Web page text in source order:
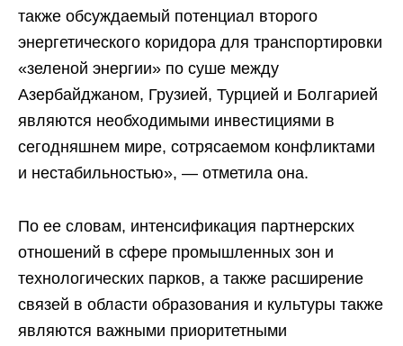
также обсуждаемый потенциал второго
энергетического коридора для транспортировки
«зеленой энергии» по суше между
Азербайджаном, Грузией, Турцией и Болгарией
являются необходимыми инвестициями в
сегодняшнем мире, сотрясаемом конфликтами
и нестабильностью», — отметила она.
По ее словам, интенсификация партнерских
отношений в сфере промышленных зон и
технологических парков, а также расширение
связей в области образования и культуры также
являются важными приоритетными